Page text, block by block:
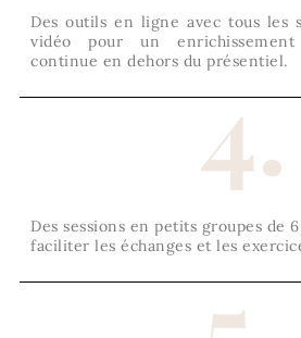
Des outils en ligne avec tous les
vidéo pour un
continue en dehors du présentiel.
4.
Des sessions en petits groupes de
faciliter les échanges et les